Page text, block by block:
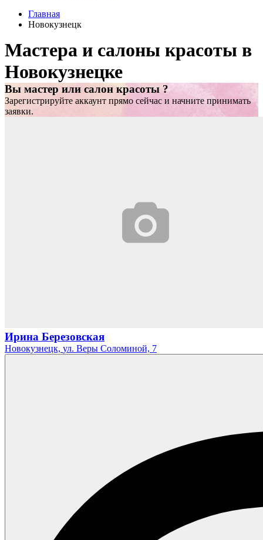
Главная
Новокузнецк
Мастера и салоны красоты в
Новокузнецке
Вы мастер или салон красоты ?
Зарегистрируйте аккаунт прямо сейчас и начните принимать
заявки.
Ирина Березовская
Новокузнецк, ул. Веры Соломиной, 7